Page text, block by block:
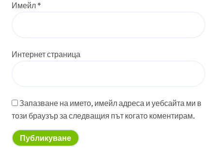
Имейл *
Интернет страница
Запазване на името, имейл адреса и уебсайта ми в
този браузър за следващия път когато коментирам.